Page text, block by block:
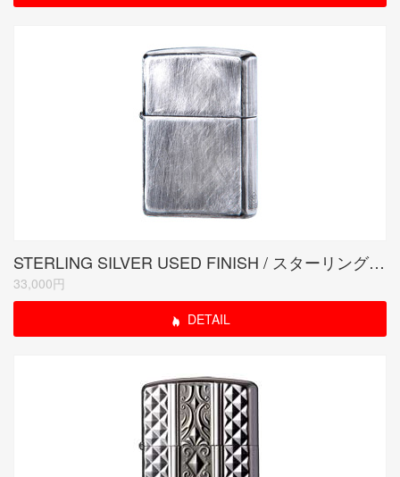
STERLING SILVER USED FINISH / スターリングシルバーユーズドフィニッシュ
33,000円
DETAIL